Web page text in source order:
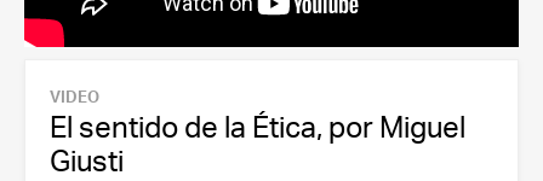
VIDEO
El sentido de la Ética, por Miguel
Giusti